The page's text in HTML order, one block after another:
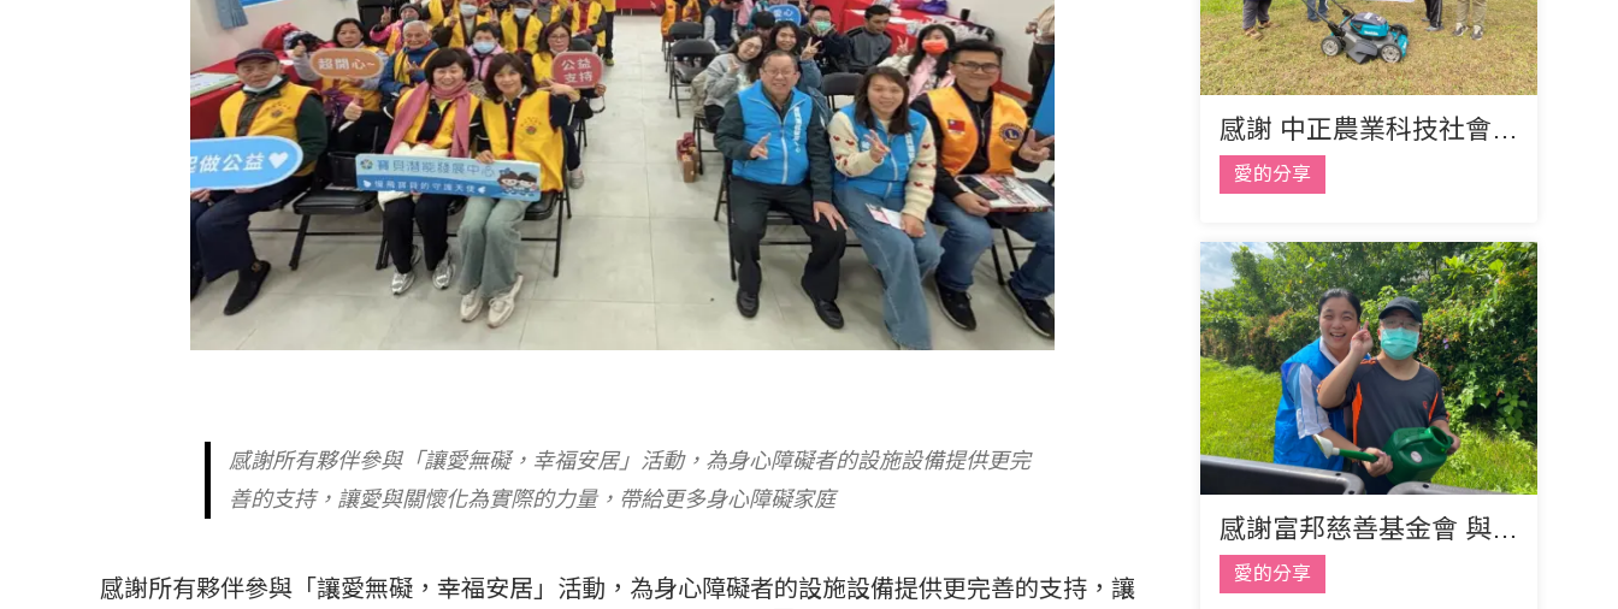
感謝所有夥伴參與「讓愛無礙，幸福安居」活動，為身心障礙者的設施設備提供更完
善的支持，讓愛與關懷化為實際的力量，帶給更多身心障礙家庭
感謝所有夥伴參與「讓愛無礙，幸福安居」活動，為身心障礙者的設施設備提供更完善的支持，讓
感謝 中正農業科技社會公益基金會 贊助充實園藝設備計畫
愛的分享
感謝富邦慈善基金會 與志工們的熱情相伴
愛的分享